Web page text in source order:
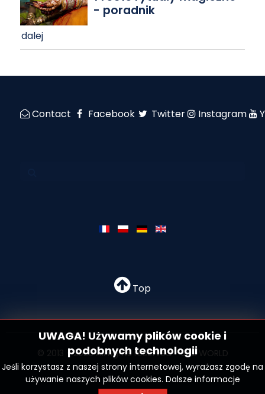
- poradnik
dalej
Contact Facebook Twitter Instagram
Top
© 2013 - 2026 All rights reserved - SN2 WORLD
UWAGA! Używamy plików cookie i
podobnych technologii
Jeśli korzystasz z naszej strony internetowej, wyrażasz zgodę na
używanie naszych plików cookies. Dalsze informacje